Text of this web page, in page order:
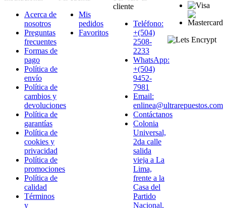
Acerca de
nosotros
Preguntas
frecuentes
Formas de
pago
Política de
envío
Política de
cambios y
devoluciones
Política de
garantías
Política de
cookies y
privacidad
Política de
promociones
Política de
calidad
Términos
y
Mis
pedidos
Favoritos
cliente
Teléfono:
+(504)
2508-
2233
WhatsApp:
+(504)
9452-
7981
Email:
enlinea@ultrarepuestos.com
Contáctanos
Colonia
Universal,
2da calle
salida
vieja a La
Lima,
frente a la
Casa del
Partido
Nacional,